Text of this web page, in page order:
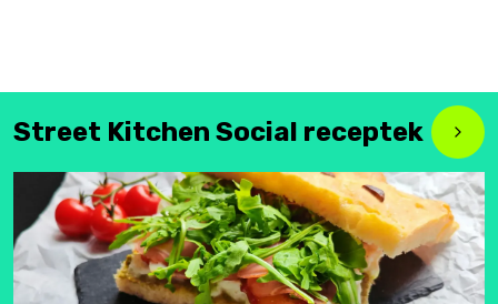
Street Kitchen Social receptek